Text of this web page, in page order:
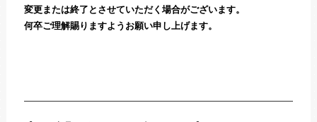
変更または終了とさせていただく場合がございます。
何卒ご理解賜りますようお願い申し上げます。